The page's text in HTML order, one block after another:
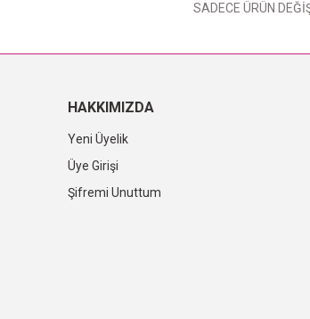
SADECE ÜRÜN
HAKKIMIZDA
Yeni Üyelik
Üye Girişi
Şifremi Unuttum